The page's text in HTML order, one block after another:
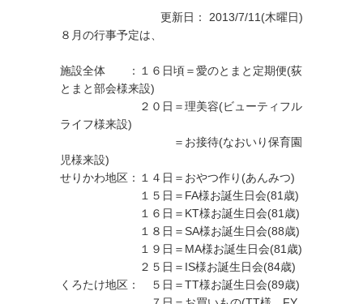
更新日： 2013/7/11(木曜日)
８月の行事予定は、
施設全体 ：１６日頃＝愛のとまと定期便(荻
とまと部会様来設)
２０日＝理美容(ビューティフル
ライフ様来設)
＝お接待(なおいり保育園
児様来設)
せりかわ地区：１４日＝おやつ作り(あんみつ)
１５日＝FA様お誕生日会(81歳)
１６日＝KT様お誕生日会(81歳)
１８日＝SA様お誕生日会(88歳)
１９日＝MA様お誕生日会(81歳)
２５日＝IS様お誕生日会(84歳)
くろたけ地区： ５日＝TT様お誕生日会(89歳)